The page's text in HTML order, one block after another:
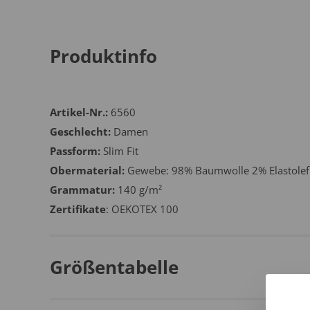
Produktinfo
Artikel-Nr.: 6560
Geschlecht: Damen
Passform: Slim Fit
Obermaterial: Gewebe: 98% Baumwolle 2%
Grammatur: 140 g/m²
Zertifikate: OEKOTEX 100
Größentabelle